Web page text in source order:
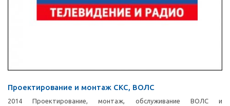
Проектирование и монтаж СКС, ВОЛС
2014 Проектирование, монтаж, обслуживание ВОЛС и